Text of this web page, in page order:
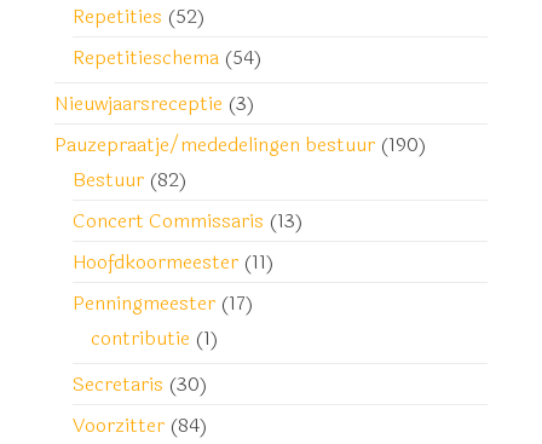
Repetities (52)
Repetitieschema (54)
Nieuwjaarsreceptie (3)
Pauzepraatje/mededelingen bestuur (190)
Bestuur (82)
Concert Commissaris (13)
Hoofdkoormeester (11)
Penningmeester (17)
contributie (1)
Secretaris (30)
Voorzitter (84)